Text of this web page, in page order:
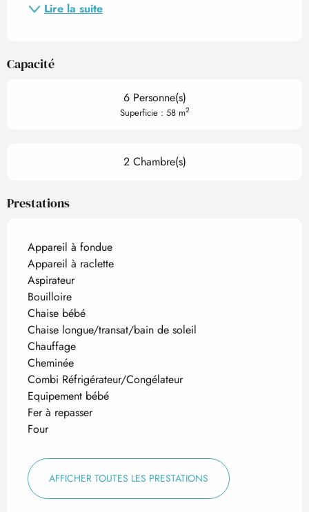
Lire la suite
Capacité
6 Personne(s)
Superficie : 58 m2
2 Chambre(s)
Prestations
Appareil à fondue
Appareil à raclette
Aspirateur
Bouilloire
Chaise bébé
Chaise longue/transat/bain de soleil
Chauffage
Cheminée
Combi Réfrigérateur/Congélateur
Equipement bébé
Fer à repasser
Four
AFFICHER TOUTES LES PRESTATIONS